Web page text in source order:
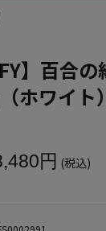
】百合
ホワイト）
円 (税込)